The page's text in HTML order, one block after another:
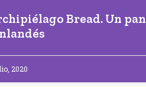
Bread. Un pan
2020